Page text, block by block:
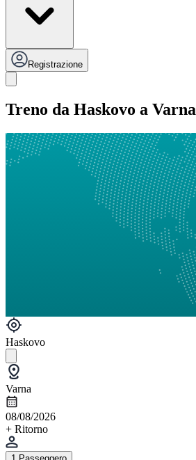
Registrazione
Treno da Haskovo a Varna
Haskovo
Varna
08/08/2026
+ Ritorno